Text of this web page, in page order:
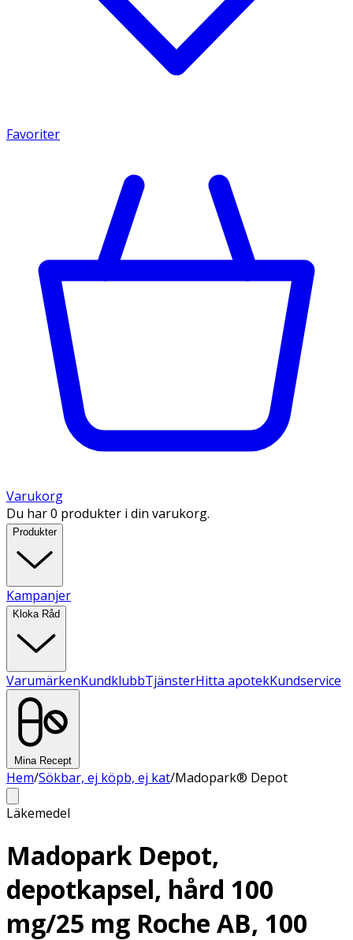
Favoriter
Varukorg
Du har 0 produkter i din varukorg.
Produkter
Kampanjer
Kloka Råd
VarumärkenKundklubbTjänsterHitta apotekKundservice
Mina Recept
Hem/Sökbar, ej köpb, ej kat/Madopark® Depot
Läkemedel
Madopark Depot,
depotkapsel, hård 100
mg/25 mg Roche AB, 100